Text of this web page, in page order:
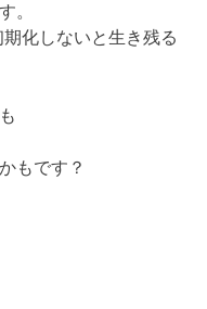
。
化しないと生き残る
もです？